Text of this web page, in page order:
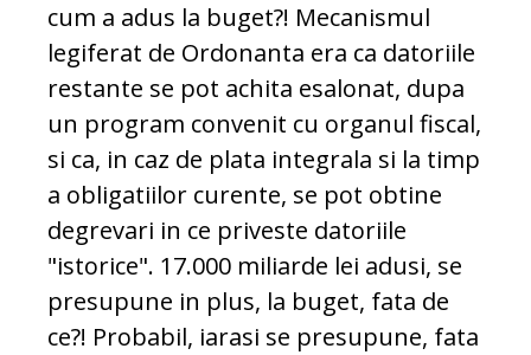
cum a adus la buget?! Mecanismul
legiferat de Ordonanta era ca datoriile
restante se pot achita esalonat, dupa
un program convenit cu organul fiscal,
si ca, in caz de plata integrala si la timp
a obligatiilor curente, se pot obtine
degrevari in ce priveste datoriile
"istorice". 17.000 miliarde lei adusi, se
presupune in plus, la buget, fata de
ce?! Probabil, iarasi se presupune, fata